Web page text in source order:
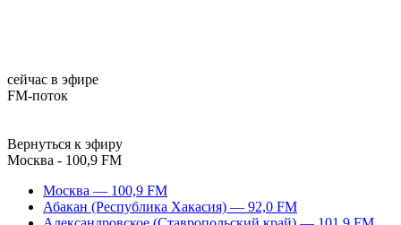
сейчас в эфире
FM-поток
Вернуться к эфиру
Москва - 100,9 FM
Москва — 100,9 FM
Абакан (Республика Хакасия) — 92,0 FM